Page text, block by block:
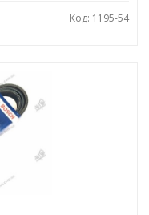
Код: 1195-54